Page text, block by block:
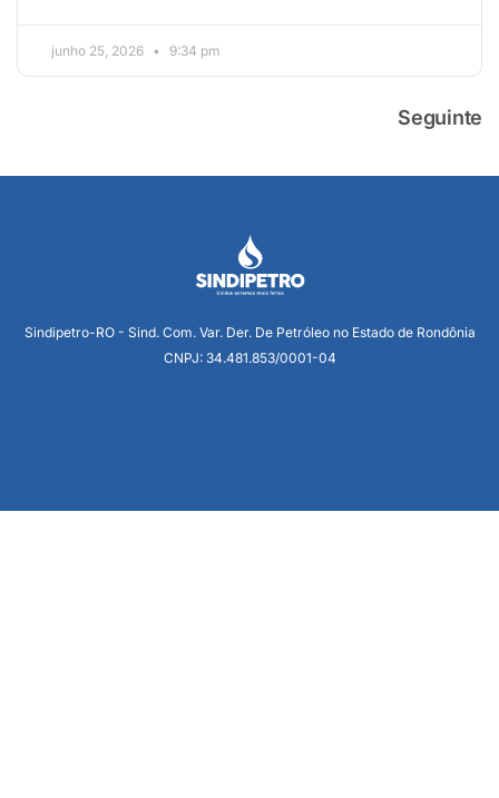
junho 25, 2026 9:34 pm
Seguinte
Sindipetro-RO - Sind. Com. Var. Der. De Petróleo no Estado de Rondônia
CNPJ: 34.481.853/0001-04